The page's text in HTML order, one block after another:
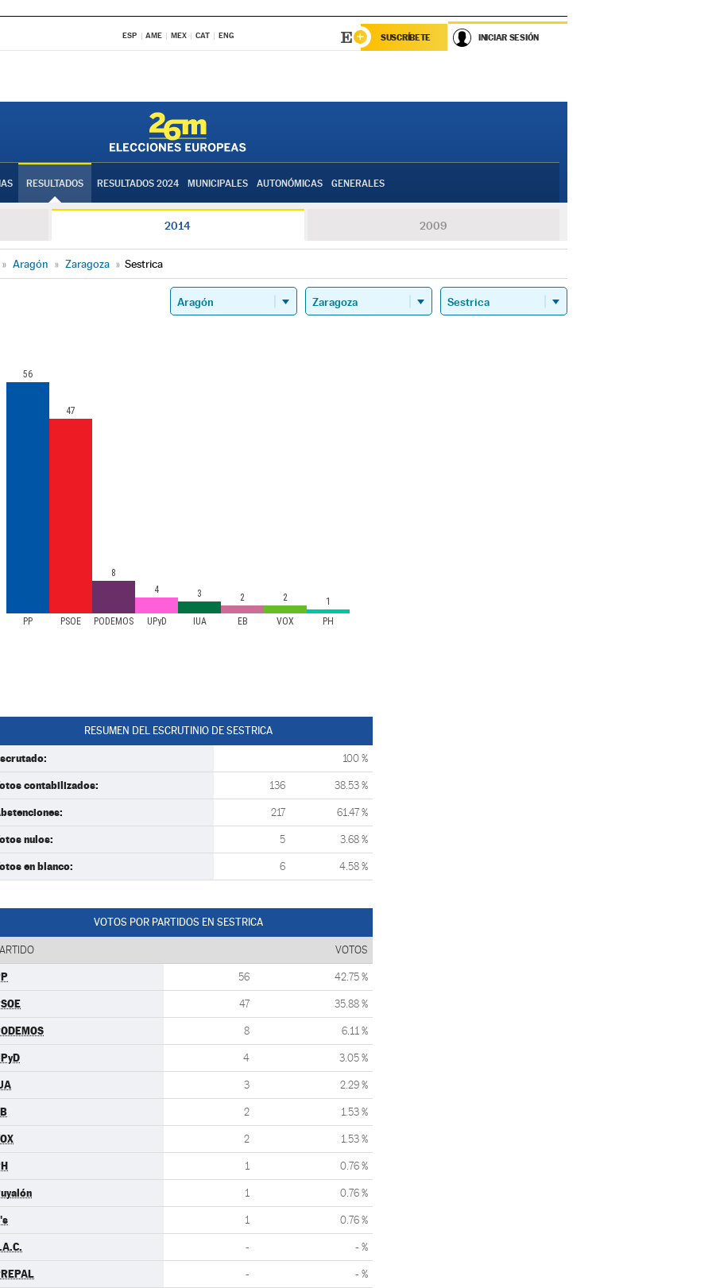
ESP AME MEX CAT ENG SUSCRÍBETE INICIAR SESIÓN
RESULTADOS RESULTADOS 2024 MUNICIPALES AUTONÓMICAS GENERALES
2014 2009
» Aragón » Zaragoza » Sestrica
PP PSOE PODEMOS UPyD IUA EB VOX PH
56
47
8
4
3 2 2 1
RESUMEN DEL ESCRUTINIO DE SESTRICA
100 %
contabilizados: 136 38.53 %
217 61.47 %
nulos: 5 3.68 %
en blanco: 6 4.58 %
VOTOS POR PARTIDOS EN SESTRICA
VOTOS
56 42.75 %
47 35.88 %
8 6.11 %
4 3.05 %
3 2.29 %
2 1.53 %
2 1.53 %
1 0.76 %
1 0.76 %
1 0.76 %
- - %
- - %